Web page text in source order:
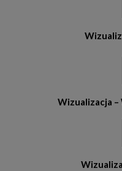
Wizualizacja –